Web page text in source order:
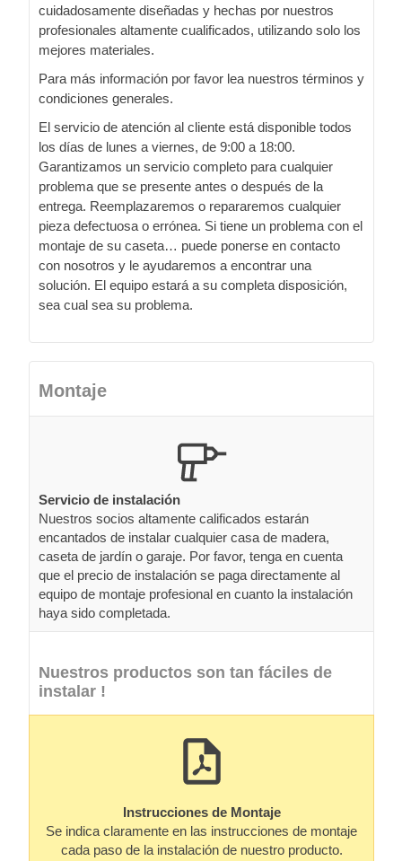
cuidadosamente diseñadas y hechas por nuestros
profesionales altamente cualificados, utilizando solo los
mejores materiales.
Para más información por favor lea nuestros términos y
condiciones generales.
El servicio de atención al cliente está disponible todos
los días de lunes a viernes, de 9:00 a 18:00.
Garantizamos un servicio completo para cualquier
problema que se presente antes o después de la
entrega. Reemplazaremos o repararemos cualquier
pieza defectuosa o errónea. Si tiene un problema con el
montaje de su caseta… puede ponerse en contacto
con nosotros y le ayudaremos a encontrar una
solución. El equipo estará a su completa disposición,
sea cual sea su problema.
Montaje
Servicio de instalación
Nuestros socios altamente calificados estarán
encantados de instalar cualquier casa de madera,
caseta de jardín o garaje. Por favor, tenga en cuenta
que el precio de instalación se paga directamente al
equipo de montaje profesional en cuanto la instalación
haya sido completada.
Nuestros productos son tan fáciles de
instalar !
Instrucciones de Montaje
Se indica claramente en las instrucciones de montaje
cada paso de la instalación de nuestro producto.